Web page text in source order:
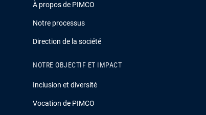
À propos de PIMCO
Notre processus
Direction de la société
NOTRE OBJECTIF ET IMPACT
Inclusion et diversité
Vocation de PIMCO